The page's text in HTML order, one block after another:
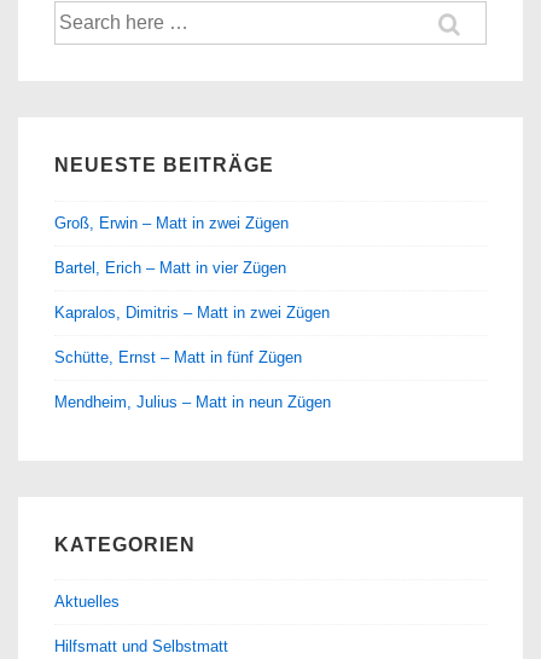
Suche
nach:
NEUESTE BEITRÄGE
Groß, Erwin – Matt in zwei Zügen
Bartel, Erich – Matt in vier Zügen
Kapralos, Dimitris – Matt in zwei Zügen
Schütte, Ernst – Matt in fünf Zügen
Mendheim, Julius – Matt in neun Zügen
KATEGORIEN
Aktuelles
Hilfsmatt und Selbstmatt